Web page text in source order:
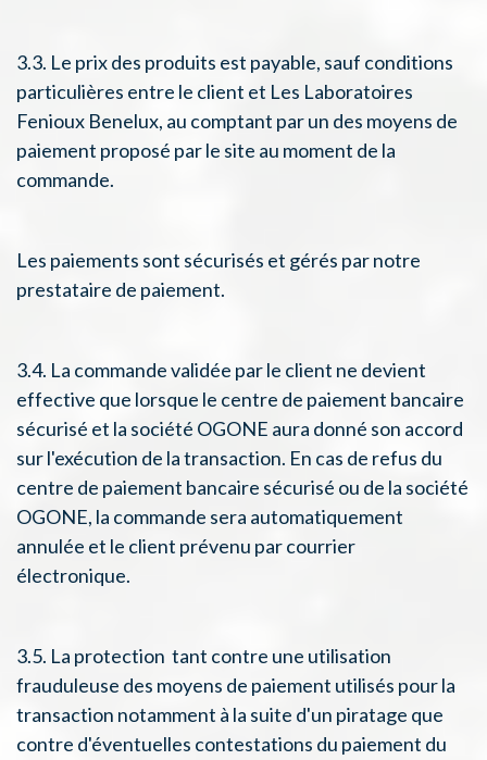
3.3. Le prix des produits est payable, sauf conditions
particulières entre le client et Les Laboratoires
Fenioux Benelux, au comptant par un des moyens de
paiement proposé par le site au moment de la
commande.
Les paiements sont sécurisés et gérés par notre
prestataire de paiement.
3.4. La commande validée par le client ne devient
effective que lorsque le centre de paiement bancaire
sécurisé et la société OGONE aura donné son accord
sur l'exécution de la transaction. En cas de refus du
centre de paiement bancaire sécurisé ou de la société
OGONE, la commande sera automatiquement
annulée et le client prévenu par courrier
électronique.
3.5. La protection tant contre une utilisation
frauduleuse des moyens de paiement utilisés pour la
transaction notamment à la suite d'un piratage que
contre d'éventuelles contestations du paiement du